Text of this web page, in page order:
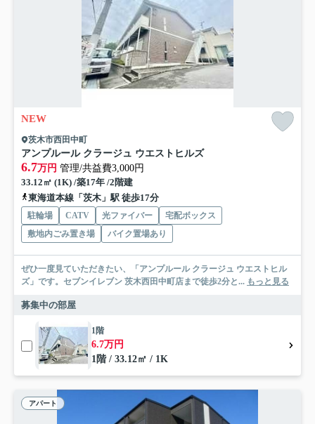
NEW
茨木市西田中町
アンプルール クラージュ ウエストヒルズ
6.7万円 管理/共益費3,000円
33.12㎡ (1K) /築17年 /2階建
東海道本線「茨木」駅 徒歩17分
駐輪場 CATV 光ファイバー
宅配ボックス
敷地内ごみ置き場
バイク置場あり
ぜひ一度見ていただきたい、「アンプルール クラージュ ウエストヒル
ズ」です。セブンイレブン 茨木西田中町店まで徒歩2分と... もっと見る
募集中の部屋
1階
6.7万円
1階 / 33.12㎡ / 1K
アパート